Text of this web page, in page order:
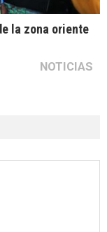
la zona oriente
NOTICIAS